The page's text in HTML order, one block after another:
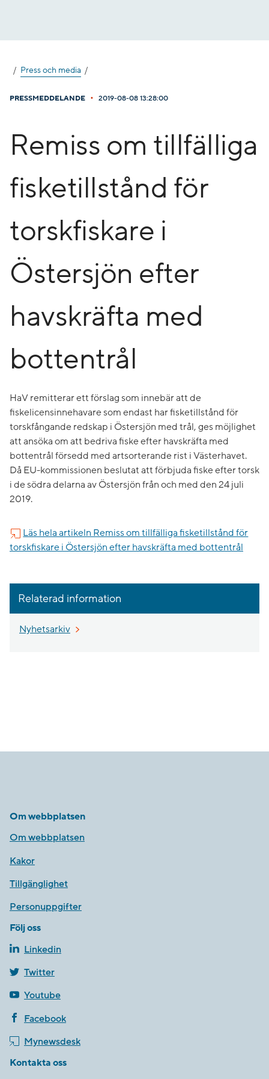
Press och media
PRESSMEDDELANDE • 2019-08-08 13:28:00
Remiss om tillfälliga
fisketillstånd för
torskfiskare i
Östersjön efter
havskräfta med
bottentrål
HaV remitterar ett förslag som innebär att de
fiskelicensinnehavare som endast har fisketillstånd för
torskfångande redskap i Östersjön med trål, ges möjlighet
att ansöka om att bedriva fiske efter havskräfta med
bottentrål försedd med artsorterande rist i Västerhavet.
Då EU-kommissionen beslutat att förbjuda fiske efter torsk
i de södra delarna av Östersjön från och med den 24 juli
2019.
Läs hela artikeln Remiss om tillfälliga fisketillstånd för
torskfiskare i Östersjön efter havskräfta med bottentrål
Relaterad information
Nyhetsarkiv
Om webbplatsen
Om webbplatsen
Kakor
Tillgänglighet
Personuppgifter
Följ oss
Linkedin
Twitter
Youtube
Facebook
Mynewsdesk
Kontakta oss